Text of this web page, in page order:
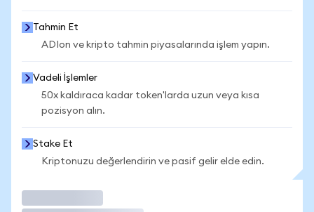
Tahmin Et
ADIon ve kripto tahmin piyasalarında işlem yapın.
Vadeli İşlemler
50x kaldıraca kadar token'larda uzun veya kısa
pozisyon alın.
Stake Et
Kriptonuzu değerlendirin ve pasif gelir elde edin.